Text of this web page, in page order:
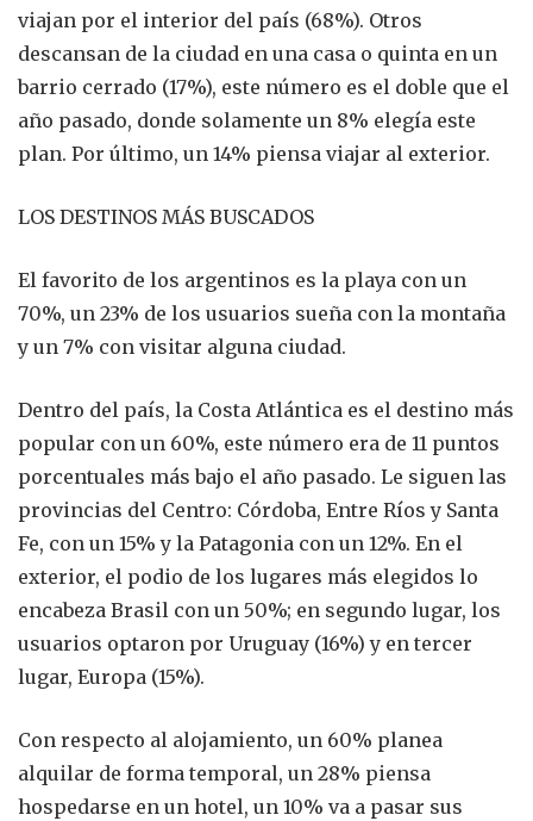
viajan por el interior del país (68%). Otros
descansan de la ciudad en una casa o quinta en un
barrio cerrado (17%), este número es el doble que el
año pasado, donde solamente un 8% elegía este
plan. Por último, un 14% piensa viajar al exterior.
LOS DESTINOS MÁS BUSCADOS
El favorito de los argentinos es la playa con un
70%, un 23% de los usuarios sueña con la montaña
y un 7% con visitar alguna ciudad.
Dentro del país, la Costa Atlántica es el destino más
popular con un 60%, este número era de 11 puntos
porcentuales más bajo el año pasado. Le siguen las
provincias del Centro: Córdoba, Entre Ríos y Santa
Fe, con un 15% y la Patagonia con un 12%. En el
exterior, el podio de los lugares más elegidos lo
encabeza Brasil con un 50%; en segundo lugar, los
usuarios optaron por Uruguay (16%) y en tercer
lugar, Europa (15%).
Con respecto al alojamiento, un 60% planea
alquilar de forma temporal, un 28% piensa
hospedarse en un hotel, un 10% va a pasar sus